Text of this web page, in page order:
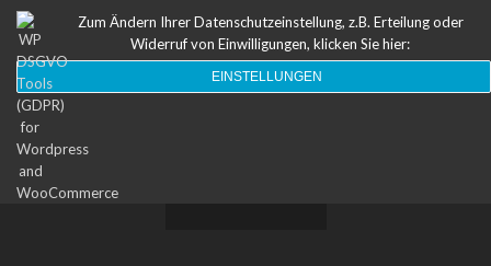
ODEON
Zum Ändern Ihrer Datenschutzeinstellung, z.B. Erteilung oder
Widerruf von Einwilligungen, klicken Sie hier:
EINSTELLUNGEN